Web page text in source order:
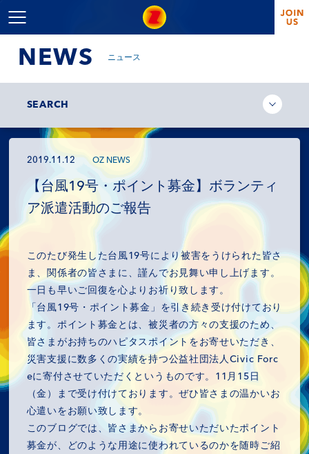
NEWS ニュース
SEARCH
2019.11.12 OZ NEWS
【台風19号・ポイント募金】ボランティ
ア派遣活動のご報告
このたび発生した台風19号により被害をうけられた皆さ
ま、関係者の皆さまに、謹んでお見舞い申し上げます。
一日も早いご回復を心よりお祈り致します。
「台風19号・ポイント募金」を引き続き受け付けており
ます。ポイント募金とは、被災者の方々の支援のため、
皆さまがお持ちのハピタスポイントをお寄せいただき、
災害支援に数多くの実績を持つ公益社団法人Civic Forc
eに寄付させていただくというものです。11月15日
（金）まで受け付けております。ぜひ皆さまの温かいお
心遣いをお願い致します。
このブログでは、皆さまからお寄せいただいたポイント
募金が、どのような用途に使われているのかを随時ご紹